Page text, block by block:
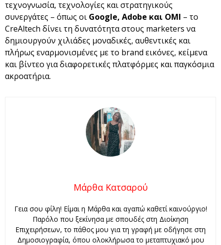
τεχνογνωσία, τεχνολογίες και στρατηγικούς
συνεργάτες – όπως οι Google, Adobe και OMI – το
CreAltech δίνει τη δυνατότητα στους marketers να
δημιουργούν χιλιάδες μοναδικές, αυθεντικές και
πλήρως εναρμονισμένες με το brand εικόνες, κείμενα
και βίντεο για διαφορετικές πλατφόρμες και παγκόσμια
ακροατήρια.
Μάρθα Κατσαρού
Γεια σου φίλη! Είμαι η Μάρθα και αγαπώ καθετί καινούργιο!
Παρόλο που ξεκίνησα με σπουδές στη Διοίκηση
Επιχειρήσεων, το πάθος μου για τη γραφή με οδήγησε στη
Δημοσιογραφία, όπου ολοκλήρωσα το μεταπτυχιακό μου